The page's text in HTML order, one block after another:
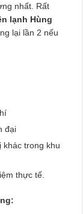
nhất. Rất
lạnh Hùng
lại lần 2 nếu
đại
trong khu
thực tế.